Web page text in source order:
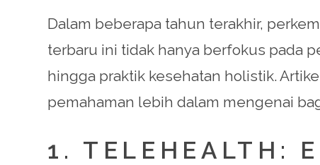
Dalam beberapa tahun terakhir,
terbaru ini tidak hanya berfokus pada
hingga praktik kesehatan holistik.
pemahaman lebih dalam mengenai
1. TELEHEALTH: